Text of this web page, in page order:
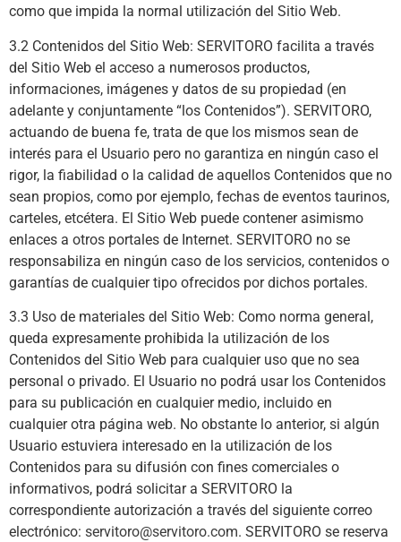
como que impida la normal utilización del Sitio Web.
3.2 Contenidos del Sitio Web: SERVITORO facilita a través
del Sitio Web el acceso a numerosos productos,
informaciones, imágenes y datos de su propiedad (en
adelante y conjuntamente “los Contenidos”). SERVITORO,
actuando de buena fe, trata de que los mismos sean de
interés para el Usuario pero no garantiza en ningún caso el
rigor, la fiabilidad o la calidad de aquellos Contenidos que no
sean propios, como por ejemplo, fechas de eventos taurinos,
carteles, etcétera. El Sitio Web puede contener asimismo
enlaces a otros portales de Internet. SERVITORO no se
responsabiliza en ningún caso de los servicios, contenidos o
garantías de cualquier tipo ofrecidos por dichos portales.
3.3 Uso de materiales del Sitio Web: Como norma general,
queda expresamente prohibida la utilización de los
Contenidos del Sitio Web para cualquier uso que no sea
personal o privado. El Usuario no podrá usar los Contenidos
para su publicación en cualquier medio, incluido en
cualquier otra página web. No obstante lo anterior, si algún
Usuario estuviera interesado en la utilización de los
Contenidos para su difusión con fines comerciales o
informativos, podrá solicitar a SERVITORO la
correspondiente autorización a través del siguiente correo
electrónico: servitoro@servitoro.com. SERVITORO se reserva